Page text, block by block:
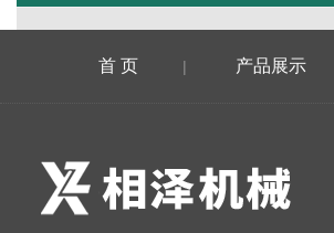
首 页 | 产品展示